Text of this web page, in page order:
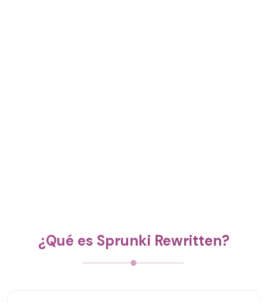
¿Qué es Sprunki Rewritten?